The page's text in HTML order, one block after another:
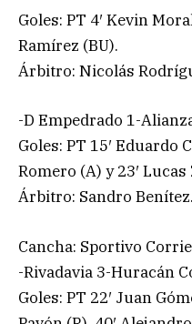
Goles: PT 4′ Kevin
Ramírez (BU).
Árbitro: Nicolás
-D Empedrado 1-
Goles: PT 15′ Eduardo
Romero (A) y 23′
Árbitro: Sandro Benítez.
Cancha: Sportivo
-Rivadavia 3-Huracán
Goles: PT 22′ Juan